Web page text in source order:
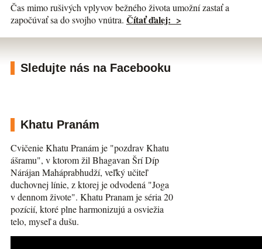
Čas mimo rušivých vplyvov bežného života umožní zastať a
započúvať sa do svojho vnútra. Čítať ďalej: >
Sledujte nás na Facebooku
Khatu Pranám
Cvičenie Khatu Pranám je "pozdrav Khatu
ášramu", v ktorom žil Bhagavan Šrí Díp
Nárájan Maháprabhudží, veľký učiteľ
duchovnej línie, z ktorej je odvodená "Joga
v dennom živote". Khatu Pranam je séria 20
pozícií, ktoré plne harmonizujú a osviežia
telo, myseľ a dušu.